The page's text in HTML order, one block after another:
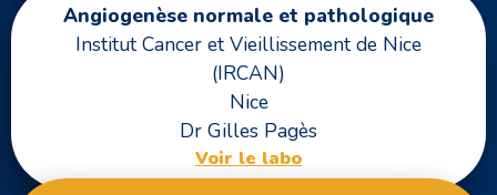
Angiogenèse normale et pathologique
Institut Cancer et Vieillissement de Nice
(IRCAN)
Nice
Dr Gilles Pagès
Voir le labo